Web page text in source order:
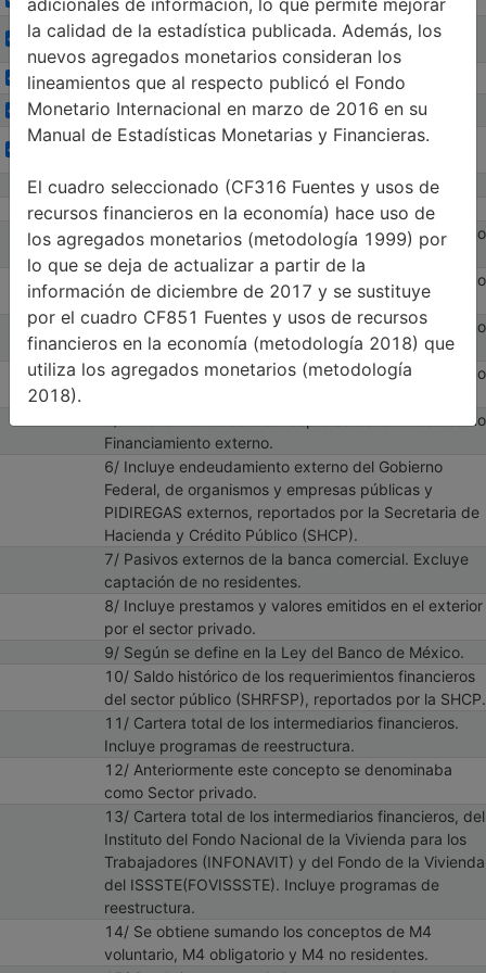
la calidad de la estadística publicada. Además, los
nuevos agregados monetarios consideran los
lineamientos que al respecto publicó el Fondo
Monetario Internacional en marzo de 2016 en su
Manual de Estadísticas Monetarias y Financieras.
El cuadro seleccionado (CF316 Fuentes y usos de
recursos financieros en la economía) hace uso de
los agregados monetarios (metodología 1999) por
lo que se deja de actualizar a partir de la
información de diciembre de 2017 y se sustituye
por el cuadro CF851 Fuentes y usos de recursos
financieros en la economía (metodología 2018) que
utiliza los agregados monetarios (metodología
2018).
Mostrar elementos de Otros conceptos
Seleccione sus series
Seleccionar serie Activos externos de la banca comercial
Mostrar gráfica de la serie Activos externos de la banca
Mostrar elementos de Activos externos de la
Activos externos de la banca
comercial
Abr-Jun
453,157.8
Seleccione sus series
Seleccionar serie Resto Mostrar gráfica de la serie Resto
Resto Abr-Jun 2017
-1,449,625.0
Seleccione sus series
Seleccionar serie Memo: M4 14/ Mostrar gráfica de la serie Memo: M4 14/
Memo: M4 14/ Abr-Jun 2017
16,123,483.8
Seleccione sus series
Seleccionar serie Memo: Financiamiento a empresas 15/
Mostrar gráfica de la serie Memo: Financiamiento a
Memo: Financiamiento a empresas
*(-)
Notas:
1/ Anteriormente este concepto se denominaba como
M4 en poder de residentes.
2/ Anteriormente este concepto se denominaba como
el Resto de M4 en poder de residentes.
3/ Anteriormente este concepto se denominaba como
SAR.
4/ Anteriormente este concepto se denominaba como
5/ Anteriormente este concepto se denominaba como
Financiamiento externo.
6/ Incluye endeudamiento externo del Gobierno
Federal, de organismos y empresas públicas y
PIDIREGAS externos, reportados por la Secretaria de
Hacienda y Crédito Público (SHCP).
7/ Pasivos externos de la banca comercial. Excluye
captación de no residentes.
8/ Incluye prestamos y valores emitidos en el exterior
por el sector privado.
9/ Según se define en la Ley del Banco de México.
10/ Saldo histórico de los requerimientos financieros
del sector público (SHRFSP), reportados por la SHCP.
11/ Cartera total de los intermediarios financieros.
Incluye programas de reestructura.
12/ Anteriormente este concepto se denominaba
como Sector privado.
13/ Cartera total de los intermediarios financieros, del
Instituto del Fondo Nacional de la Vivienda para los
Trabajadores (INFONAVIT) y del Fondo de la Vivienda
del ISSSTE(FOVISSSTE). Incluye programas de
reestructura.
14/ Se obtiene sumando los conceptos de M4
voluntario, M4 obligatorio y M4 no residentes.